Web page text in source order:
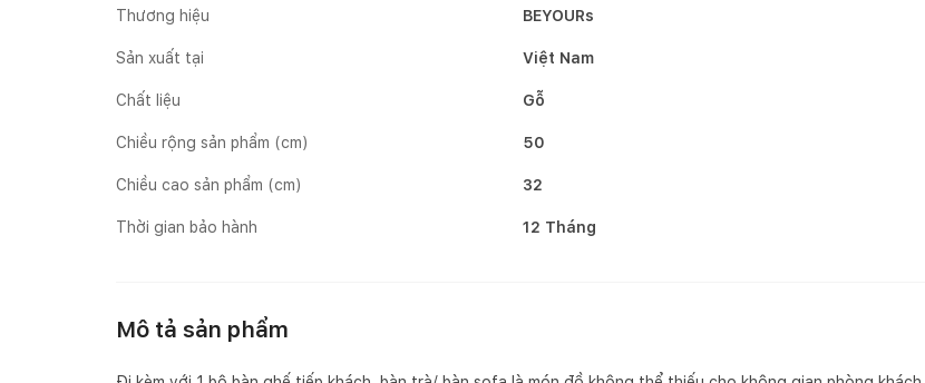
Thương hiệu BEYOURs
Sản xuất tại Việt Nam
Chất liệu Gỗ
Chiều rộng sản phẩm (cm) 50
Chiều cao sản phẩm (cm) 32
Thời gian bảo hành 12 Tháng
Mô tả sản phẩm